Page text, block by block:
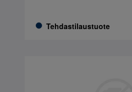
Tehdastilaustuote